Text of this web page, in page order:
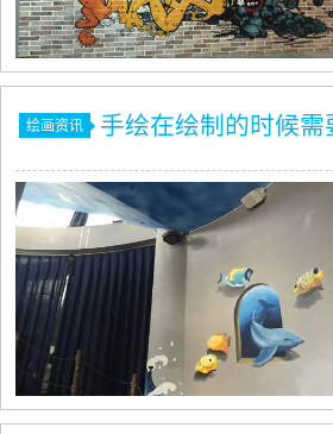
绘画资讯 手绘在绘制的时候需